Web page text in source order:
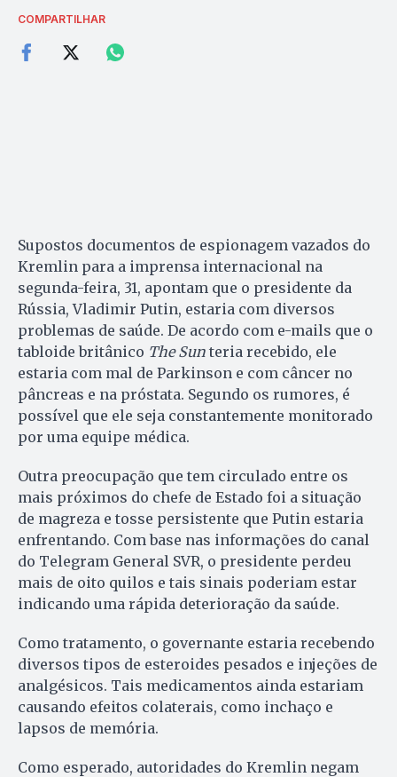
COMPARTILHAR
Supostos documentos de espionagem vazados do
Kremlin para a imprensa internacional na
segunda-feira, 31, apontam que o presidente da
Rússia, Vladimir Putin, estaria com diversos
problemas de saúde. De acordo com e-mails que o
tabloide britânico The Sun teria recebido, ele
estaria com mal de Parkinson e com câncer no
pâncreas e na próstata. Segundo os rumores, é
possível que ele seja constantemente monitorado
por uma equipe médica.
Outra preocupação que tem circulado entre os
mais próximos do chefe de Estado foi a situação
de magreza e tosse persistente que Putin estaria
enfrentando. Com base nas informações do canal
do Telegram General SVR, o presidente perdeu
mais de oito quilos e tais sinais poderiam estar
indicando uma rápida deterioração da saúde.
Como tratamento, o governante estaria recebendo
diversos tipos de esteroides pesados e injeções de
analgésicos. Tais medicamentos ainda estariam
causando efeitos colaterais, como inchaço e
lapsos de memória.
Como esperado, autoridades do Kremlin negam